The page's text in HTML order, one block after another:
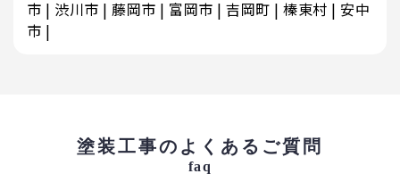
市
渋川市 藤岡市 富岡市 吉岡町 榛東村
安中
市
塗装工事のよくあるご質問
faq